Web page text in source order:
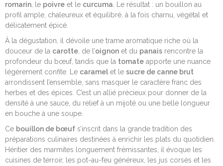
romarin , le poivre et le curcuma . Le résultat : un bouillon au
profil ample, chaleureux et équilibré, à la fois charnu, végétal et
délicatement épicé.
À la dégustation, il dévoile une trame aromatique riche où la
douceur de la carotte , de l’oignon et du panais rencontre la
profondeur du bœuf, tandis que la tomate apporte une nuance
légèrement confite. Le caramel et le sucre de canne brut
arrondissent l’ensemble, sans masquer le caractère franc des
herbes et des épices. C’est un allié précieux pour donner de la
densité à une sauce, du relief à un mijoté ou une belle longueur
en bouche à une soupe.
Ce bouillon de bœuf s’inscrit dans la grande tradition des
préparations culinaires destinées à enrichir les plats du quotidien.
Héritier des marmites longuement frémissantes, il évoque les
cuisines de terroir, les pot-au-feu généreux, les jus corsés et les